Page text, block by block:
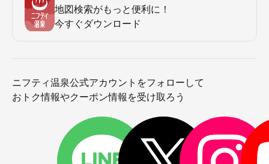
地図検索がもっと便利に！
今すぐダウンロード
ニフティ温泉公式アカウントをフォローして
おトク情報やクーポン情報を受け取ろう